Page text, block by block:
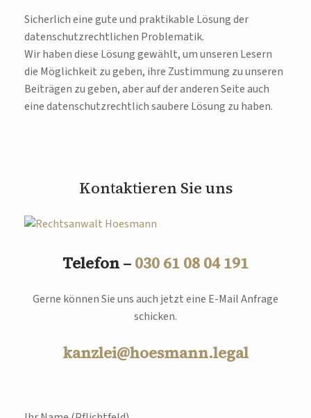
Sicherlich eine gute und praktikable Lösung der
datenschutzrechtlichen Problematik.
Wir haben diese Lösung gewählt, um unseren Lesern
die Möglichkeit zu geben, ihre Zustimmung zu unseren
Beiträgen zu geben, aber auf der anderen Seite auch
eine datenschutzrechtlich saubere Lösung zu haben.
Kontaktieren Sie uns
Telefon – 030 61 08 04 191
Gerne können Sie uns auch jetzt eine E-Mail Anfrage
schicken.
kanzlei@hoesmann.legal